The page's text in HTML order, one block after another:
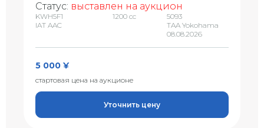
Статус: выставлен на аукцион
KWH5F1
IAT AAC
1200 сс
5093
TAA Yokohama
08.08.2026
5 000 ¥
стартовая цена на аукционе
Уточнить цену